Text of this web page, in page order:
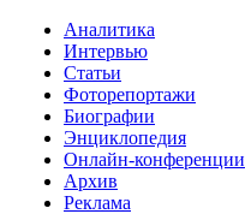
Аналитика
Интервью
Статьи
Фоторепортажи
Биографии
Энциклопедия
Онлайн-конференции
Архив
Реклама